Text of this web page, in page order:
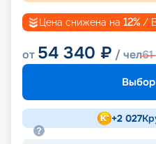
Цена снижена на 12% /
от 54 340 ₽ / чел
+2 027